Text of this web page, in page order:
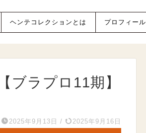
ヘンテコレクションとは プロフィール
ブラプロ11期】
2025年9月13日 / 2025年9月16日